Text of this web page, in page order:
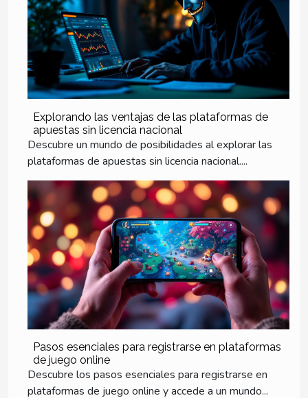
Explorando las ventajas de las plataformas de
apuestas sin licencia nacional
Descubre un mundo de posibilidades al explorar las
plataformas de apuestas sin licencia nacional....
Pasos esenciales para registrarse en plataformas
de juego online
Descubre los pasos esenciales para registrarse en
plataformas de juego online y accede a un mundo...